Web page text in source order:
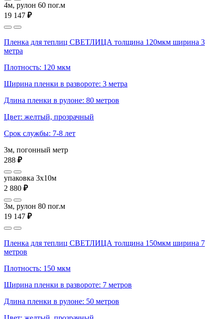
4м, рулон 60 пог.м
19 147 ₽
Пленка для теплиц СВЕТЛИЦА толщина 120мкм ширина 3
метра
Плотность: 120 мкм
Ширина пленки в развороте: 3 метра
Длина пленки в рулоне: 80 метров
Цвет: желтый, прозрачный
Срок службы: 7-8 лет
3м, погонный метр
288 ₽
упаковка 3x10м
2 880 ₽
3м, рулон 80 пог.м
19 147 ₽
Пленка для теплиц СВЕТЛИЦА толщина 150мкм ширина 7
метров
Плотность: 150 мкм
Ширина пленки в развороте: 7 метров
Длина пленки в рулоне: 50 метров